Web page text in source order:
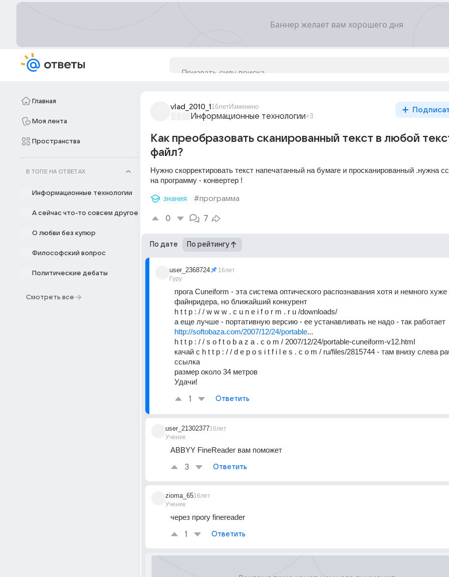
Главная
Моя лента
Пространства
В ТОПЕ НА ОТВЕТАХ
Информационные технологии
А сейчас что-то совсем другое
О любви без купюр
Философский вопрос
Политические дебаты
Смотреть все
vlad_2010_1 16летИзменено
Информационные технологии+3
Как преобразовать сканированный текст в любой
файл?
Нужно скорректировать текст напечатанный на бумаге и просканированный .нужна
на программу - конвертер !
знания #программа
0 7
По дате По рейтингу
user_2368724
Гуру
16лет
прога Cuneiform - эта система оптического распознавания хотя и немного хуже
файнридера, но ближайший конкурент
h t t p : / / w w w . c u n e i f o r m . r u /downloads/
а еще лучше - портативную версию - ее устанавливать не надо - так работает
http://softobaza.com/2007/12/24/portable...
h t t p : / / s o f t o b a z a . c o m / 2007/12/24/portable-cuneiform-v12.html
качай с h t t p : / / d e p o s i t f i l e s . c o m / ru/files/2815744 - там внизу слева
ссылка
размер около 34 метров
Удачи!
1 Ответить
user_21302377
Ученик
16лет
ABBYY FineReader вам поможет
3 Ответить
zioma_65
Ученик
16лет
через прогу finereader
1 Ответить